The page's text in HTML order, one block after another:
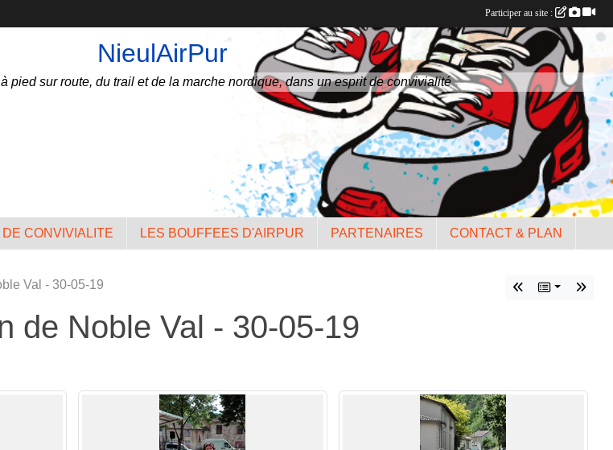
NieulAirPur
pied sur route, du trail et de la marche nordique, dans un esprit de convivialité
CONVIVIALITE LES BOUFFEES D'AIRPUR PARTENAIRES CONTACT & PLAN
Val - 30-05-19
de Noble Val - 30-05-19
Participer au site :